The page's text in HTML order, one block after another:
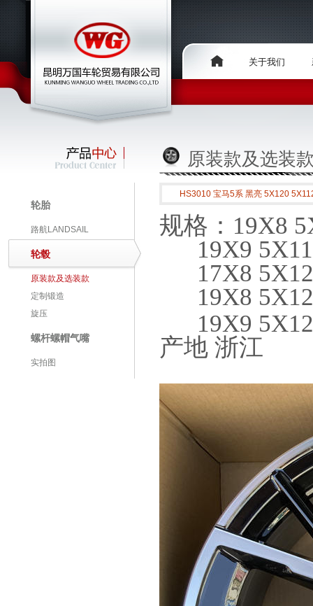
关于我们
原装款及选装
HS3010 宝马5系 黑亮 5X120
规格：19X8
19X9
17X8
19X8
19X9
产地 浙江
轮胎
路航LANDSAIL
轮毂
原装款及选装款
定制锻造
旋压
螺杆螺帽气嘴
实拍图